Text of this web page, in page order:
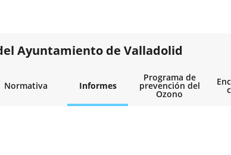
nueva.
Ayuntamiento de Valladolid
Normativa Informes
Programa de
prevención del
Ozono